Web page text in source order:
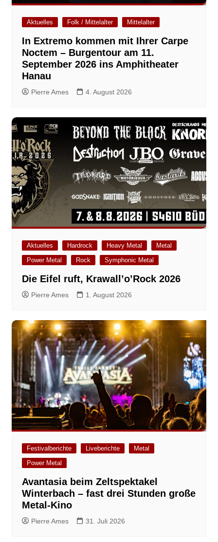
Aktuelles Folk / Mittelalter Mittelalter
In Extremo kommen mit Ihrer Carpe
Noctem – Burgentour am 11.
September 2026 ins Amphitheater
Hanau
Pierre Ames 4. August 2026
Aktuelles Hardrock Heavy Metal
Metal
Power Metal
Rock Symphonic Metal
Die Eifel ruft, Krawall’o’Rock 2026
Pierre Ames 1. August 2026
Festivalberichte Liveberichte
Metal
Power Metal
Avantasia beim Zeltspektakel
Winterbach – fast drei Stunden große
Metal-Kino
Pierre Ames 31. Juli 2026